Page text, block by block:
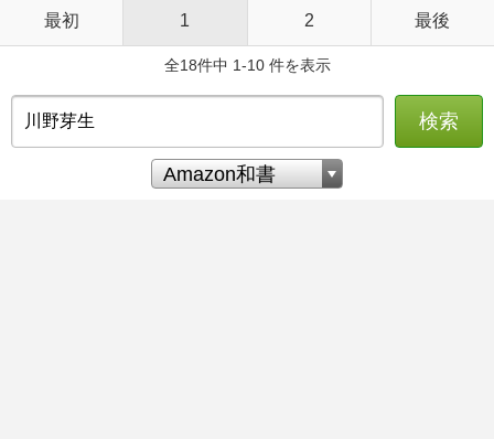
最初 1 2 最後
全18件中 1-10 件を表示
検索